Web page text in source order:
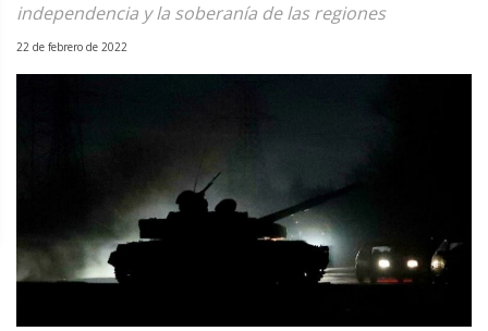
independencia y la soberanía de las regiones
22 de febrero de 2022